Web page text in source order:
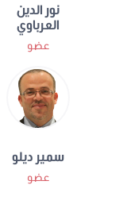
نور الدين
العرباوي
عضو
سمير ديلو
عضو